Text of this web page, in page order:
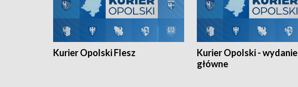
Kurier Opolski Flesz
Kurier Opolski - wydanie
główne